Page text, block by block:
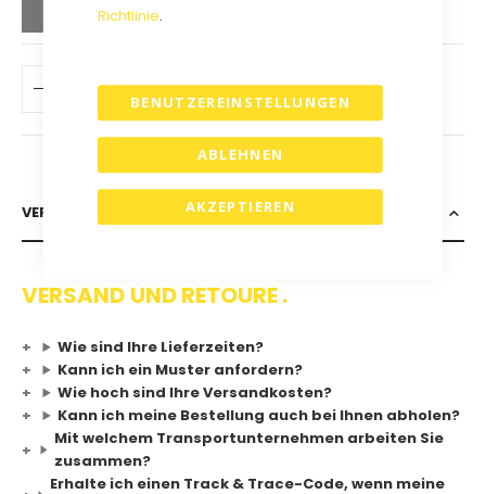
Richtlinie.
AKZEPTIEREN
BENUTZEREINSTELLUNGEN
ABLEHNEN
IN DEN WARENKORB
VERSAND & RETOURE
VERSAND UND RETOURE .
Wie sind Ihre Lieferzeiten?
Kann ich ein Muster anfordern?
Wie hoch sind Ihre Versandkosten?
Kann ich meine Bestellung auch bei Ihnen abholen?
Mit welchem Transportunternehmen arbeiten Sie
zusammen?
Erhalte ich einen Track & Trace-Code, wenn meine